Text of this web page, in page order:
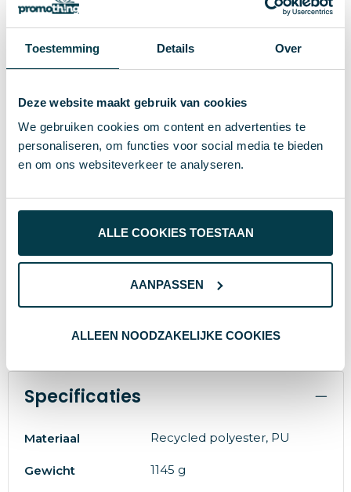
Toestemming Details Over
Deze website maakt gebruik van cookies
We gebruiken cookies om content en advertenties te
personaliseren, om functies voor social media te bieden
en om ons websiteverkeer te analyseren.
ALLE COOKIES TOESTAAN
AANPASSEN
ALLEEN NOODZAKELIJKE COOKIES
Specificaties
Materiaal Recycled polyester, PU
Gewicht 1145 g